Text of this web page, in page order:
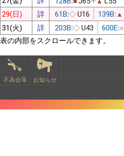
29(日)
詳 61B:◇U16 139B: ▲
31(火)
詳 203B:◇U43 600E:○
表の内部をスクロールできます。
不具合等 お知らせ